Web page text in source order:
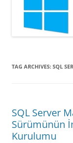
TAG ARCHIVES: SQL
SQL Server
Sürümünün
Kurulumu